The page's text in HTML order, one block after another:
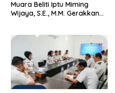
Muara Beliti Iptu Miming
Wijaya, S.E., M.M. Gerakkan